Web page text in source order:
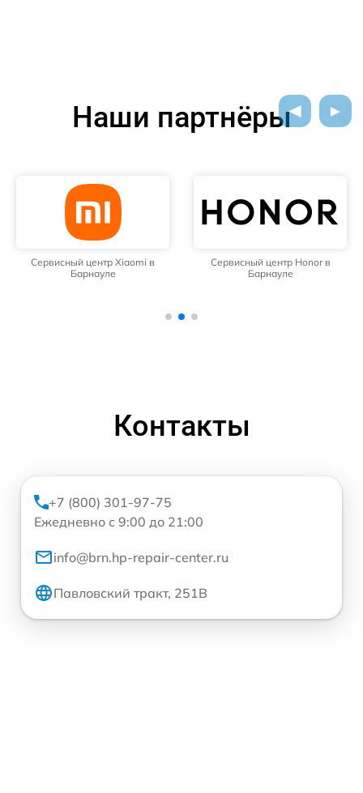
Наши партнёры
Сервисный центр Xiaomi в
Барнауле
Сервисный центр Honor в
Барнауле
Контакты
+7 (800) 301-97-75
Ежедневно с 9:00 до 21:00
info@brn.hp-repair-center.ru
Павловский тракт, 251В